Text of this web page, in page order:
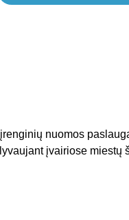
nuomos
įvairiose miestų